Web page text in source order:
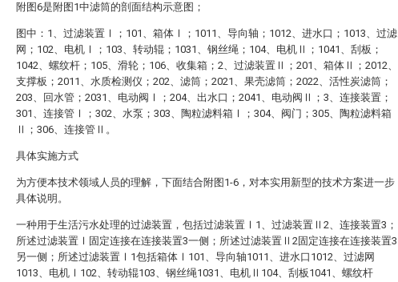
附图6是附图1中滤筒的剖面结构示意图；
图中：1、过滤装置Ⅰ；101、箱体Ⅰ；1011、导向轴；1012、进水口；1013、过滤
网；102、电机Ⅰ；103、转动辊；1031、钢丝绳；104、电机Ⅱ；1041、刮板；
1042、螺纹杆；105、滑轮；106、收集箱；2、过滤装置Ⅱ；201、箱体Ⅱ；2012、
支撑板；2011、水质检测仪；202、滤筒；2021、果壳滤筒；2022、活性炭滤筒；
203、回水管；2031、电动阀Ⅰ；204、出水口；2041、电动阀Ⅱ；3、连接装置；
301、连接管Ⅰ；302、水泵；303、陶粒滤料箱Ⅰ；304、阀门；305、陶粒滤料箱
Ⅱ；306、连接管Ⅱ。
具体实施方式
为方便本技术领域人员的理解，下面结合附图1-6，对本实用新型的技术方案进一步
具体说明。
一种用于生活污水处理的过滤装置，包括过滤装置Ⅰ1、过滤装置Ⅱ2、连接装置3；
所述过滤装置Ⅰ固定连接在连接装置3一侧；所述过滤装置Ⅱ2固定连接在连接装置3
另一侧；所述过滤装置Ⅰ1包括箱体Ⅰ101、导向轴1011、进水口1012、过滤网
1013、电机Ⅰ102、转动辊103、钢丝绳1031、电机Ⅱ104、刮板1041、螺纹杆